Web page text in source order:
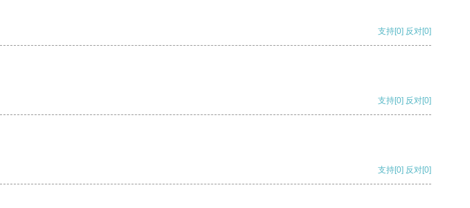
支持[0] 反对[0]
支持[0] 反对[0]
支持[0] 反对[0]